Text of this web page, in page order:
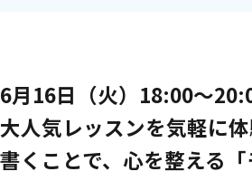
6月16日（火）18:00〜
大人気レッスンを気軽に体
書くことで、心を整える